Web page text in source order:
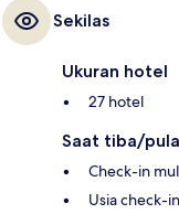
Sekilas
Ukuran hotel
27 hotel
Saat tiba/
Check-in
Usia check-